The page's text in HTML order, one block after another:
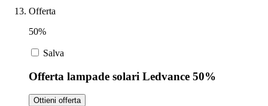
Offerta
50%
Salva
Offerta lampade solari Ledvance 50%
Ottieni offerta